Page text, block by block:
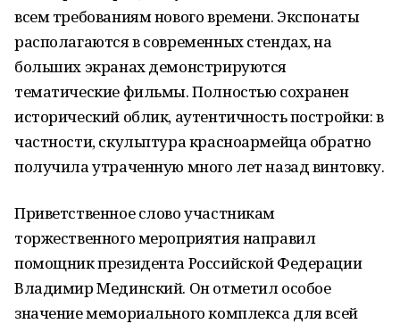
всем требованиям нового времени. Экспонаты
располагаются в современных стендах, на
больших экранах демонстрируются
тематические фильмы. Полностью сохранен
исторический облик, аутентичность постройки: в
частности, скульптура красноармейца обратно
получила утраченную много лет назад винтовку.
Приветственное слово участникам
торжественного мероприятия направил
помощник президента Российской Федерации
Владимир Мединский. Он отметил особое
значение мемориального комплекса для всей